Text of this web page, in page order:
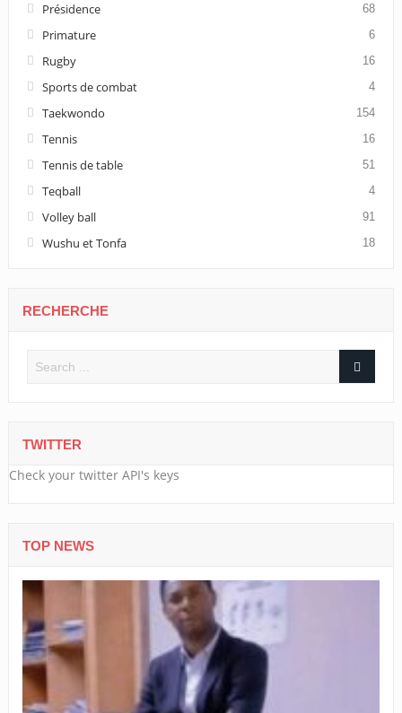
Présidence 68
Primature 6
Rugby 16
Sports de combat 4
Taekwondo 154
Tennis 16
Tennis de table 51
Teqball 4
Volley ball 91
Wushu et Tonfa 18
RECHERCHE
TWITTER
Check your twitter API's keys
TOP NEWS